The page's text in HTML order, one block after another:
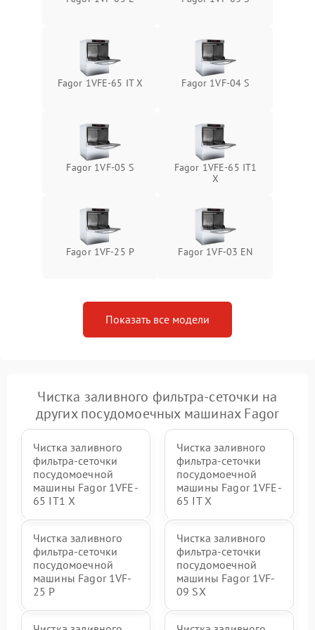
Fagor 1VFE-65 IT X Fagor 1VF-04 S
Fagor 1VF-05 S
Fagor 1VFE-65 IT1
X
Fagor 1VF-25 P Fagor 1VF-03 EN
Показать все модели
Чистка заливного фильтра-сеточки на
других посудомоечных машинах Fagor
Чистка заливного
фильтра-сеточки
посудомоечной
машины Fagor 1VFE-
65 IT1 X
Чистка заливного
фильтра-сеточки
посудомоечной
машины Fagor 1VFE-
65 IT X
Чистка заливного
фильтра-сеточки
посудомоечной
машины Fagor 1VF-
25 P
Чистка заливного
фильтра-сеточки
посудомоечной
машины Fagor 1VF-
09 SX